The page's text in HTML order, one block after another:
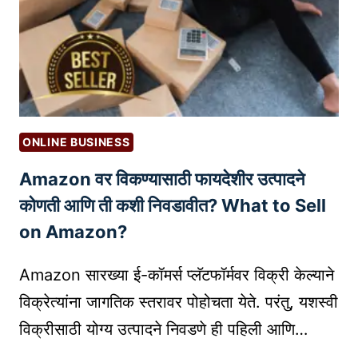
E
N
C
E
V
S
.
A
C
H
N
L
E
दी
ती
ल
मा
न
स
शा
स्त्र
:
रं
आ
डि
झा
इ
ONLINE BUSINESS
Amazon वर विकण्यासाठी फायदेशीर उत्पादने
कोणती आणि ती कशी निवडावीत? What to Sell
on Amazon?
Amazon सारख्या ई-कॉमर्स प्लॅटफॉर्मवर विक्री केल्याने
विक्रेत्यांना जागतिक स्तरावर पोहोचता येते. परंतु, यशस्वी
विक्रीसाठी योग्य उत्पादने निवडणे ही पहिली आणि…